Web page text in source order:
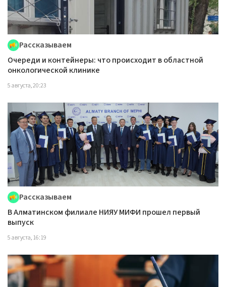
Рассказываем
Очереди и контейнеры: что происходит в областной
онкологической клинике
5 августа, 20:23
Рассказываем
В Алматинском филиале НИЯУ МИФИ прошел первый
выпуск
5 августа, 16:19